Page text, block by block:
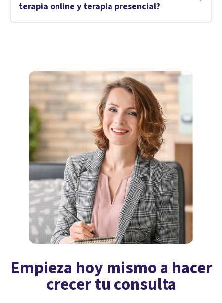
terapia online y terapia presencial?
Empieza hoy mismo a hacer
crecer tu consulta